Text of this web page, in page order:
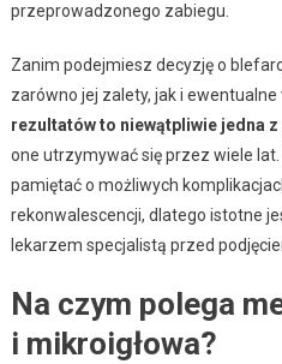
przeprowadzonego zabiegu.
Zanim podejmiesz decyzję o
zarówno jej zalety, jak i ewentualne
rezultatów to niewątpliwie jedna
one utrzymywać się przez wiele
pamiętać o możliwych
rekonwalescencji, dlatego istotne
lekarzem specjalistą przed
Na czym polega
i mikroigłowa?